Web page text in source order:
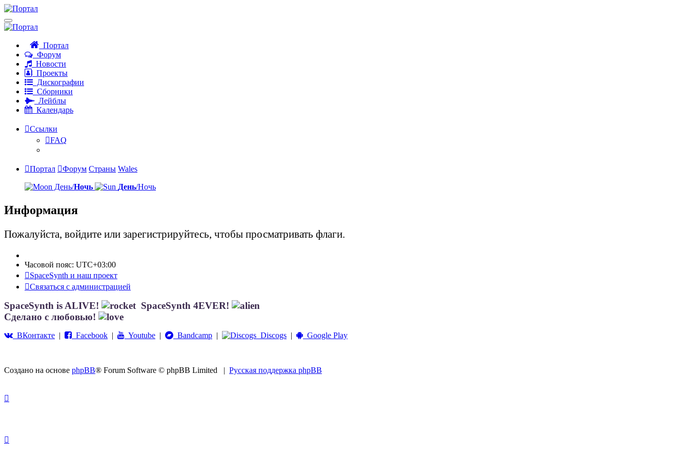
Портал
Форум
Новости
Проекты
Дискографии
Сборники
Лейблы
Календарь
Ссылки
FAQ
Портал Форум Страны Wales
День/Ночь День/Ночь
Информация
Пожалуйста, войдите или зарегистрируйтесь, чтобы просматривать флаги.
Часовой пояс: UTC+03:00
SpaceSynth и наш проект
Связаться с администрацией
SpaceSynth is ALIVE!
SpaceSynth 4EVER!
Сделано с любовью!
ВКонтакте | Facebook | Youtube | Bandcamp | Discogs | Google Play
Создано на основе phpBB® Forum Software © phpBB Limited | Русская поддержка phpBB